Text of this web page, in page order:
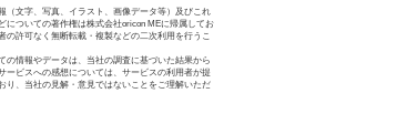
（文字、写真、イラスト、画像データ等）及びこれ
についての著作権は株式会社oricon MEに帰属してお
の許可なく無断転載・複製などの二次利用を行うこ
の情報やデータは、当社の調査に基づいた結果から
ービスへの感想については、サービスの利用者が提
り、当社の見解・意見ではないことをご理解いただ